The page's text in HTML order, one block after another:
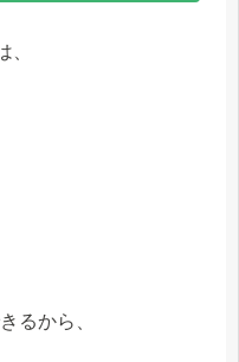
、
るから、